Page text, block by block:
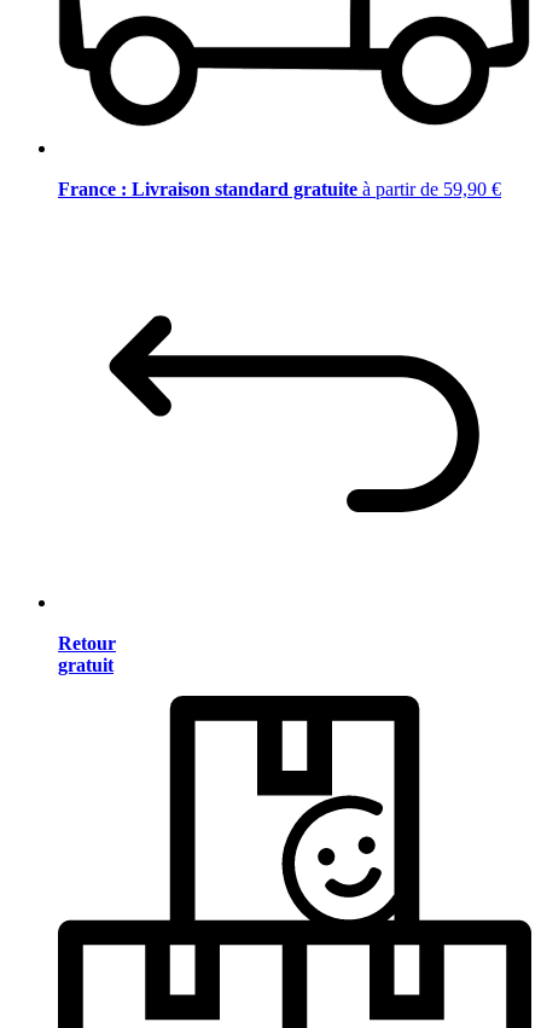
France : Livraison standard gratuite à partir de 59,90 €
Retour
gratuit